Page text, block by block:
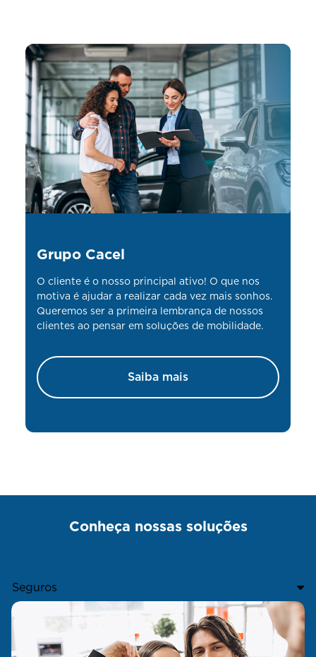
Grupo Cacel
O cliente é o nosso principal ativo! O que nos
motiva é ajudar a realizar cada vez mais sonhos.
Queremos ser a primeira lembrança de nossos
clientes ao pensar em soluções de mobilidade.
Saiba mais
Conheça nossas soluções
Seguros